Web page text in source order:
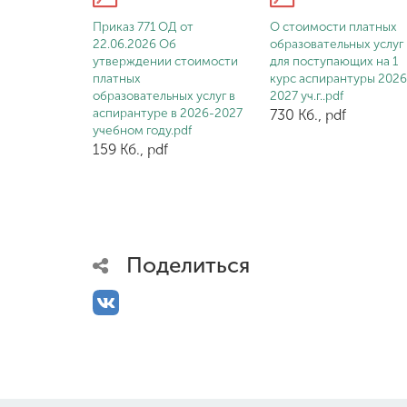
Приказ 771 ОД от
22.06.2026 Об
утверждении стоимости
платных
образовательных услуг в
аспирантуре в 2026-2027
учебном году.pdf
159 Кб., pdf
О стоимости платных
образовательных услуг
для поступающих на 1
курс аспирантуры
2027 уч.г..pdf
730 Кб., pdf
Поделиться